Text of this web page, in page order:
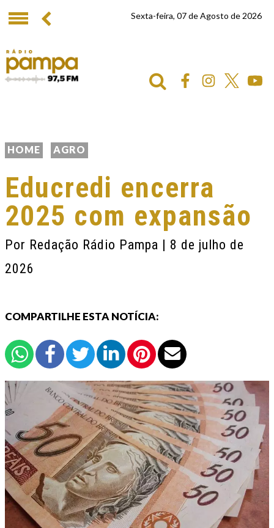
Sexta-feira, 07 de Agosto de 2026
HOME AGRO
Educredi encerra
2025 com expansão
Por Redação Rádio Pampa | 8 de julho de
2026
COMPARTILHE ESTA NOTÍCIA: